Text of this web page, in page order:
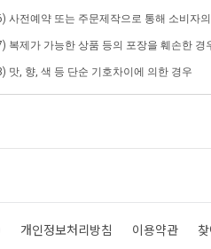
사전예약 또는 주문제작으로 통해 소비자
복제가 가능한 상품 등의 포장을 훼손한 경
맛, 향, 색 등 단순 기호차이에 의한 경우
개인정보처리방침 이용약관